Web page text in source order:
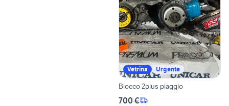
Vetrina Urgente
Blocco 2plus piaggio
700 €